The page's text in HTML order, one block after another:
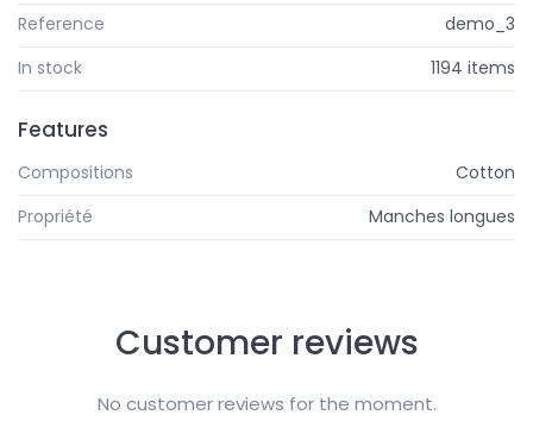
Reference
demo_3
In stock
1194 items
Features
Compositions
Cotton
Propriété
Manches longues
Customer reviews
No customer reviews for the moment.